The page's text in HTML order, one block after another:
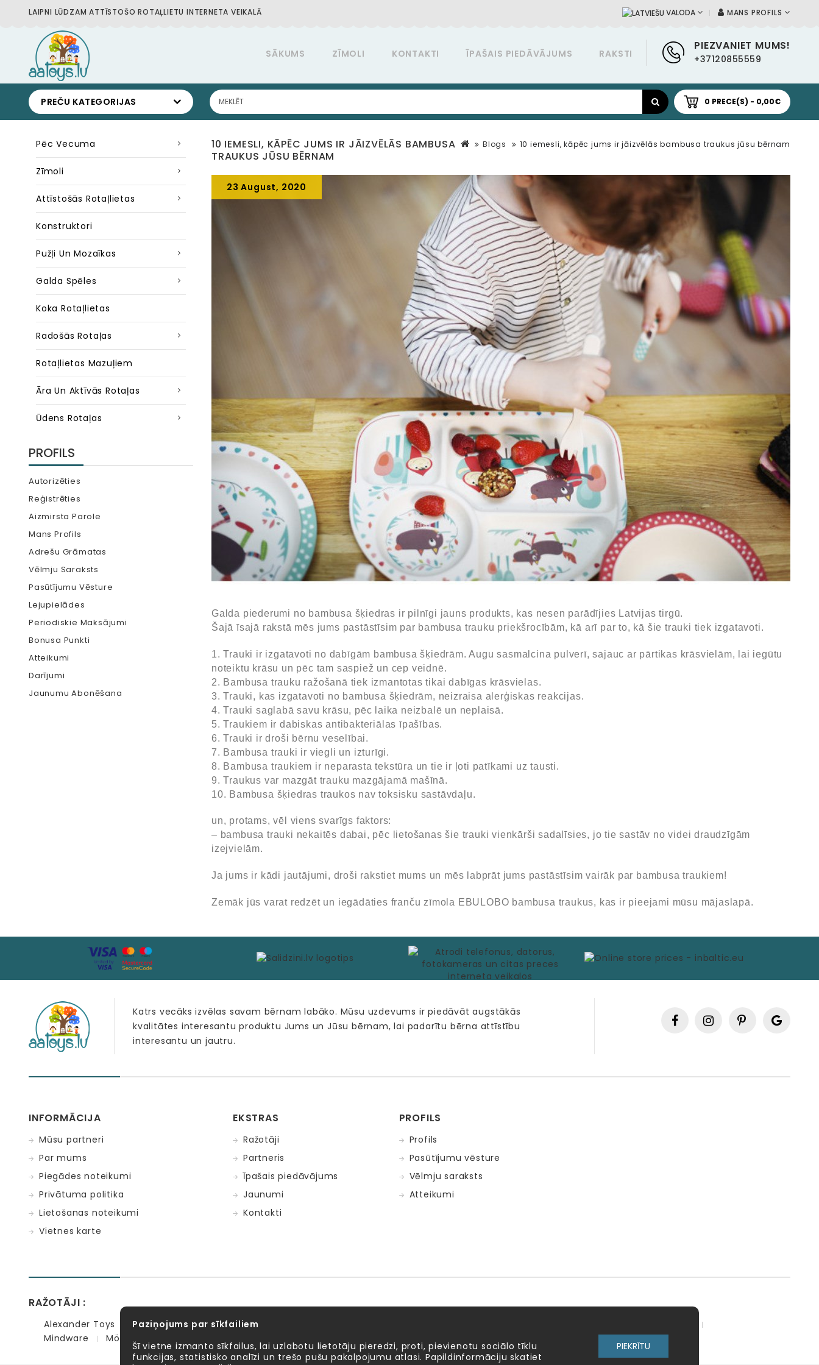
LAIPNI LŪDZAM ATTĪSTOŠO ROTAĻLIETU INTERNETA VEIKALĀ MANS PROFILS
VALODA
PIEZVANIET MUMS!
+37120855559
SĀKUMS ZĪMOLI KONTAKTI ĪPAŠAIS PIEDĀVĀJUMS RAKSTI
PREČU KATEGORIJAS 0 PRECE(S) - 0,00€
Pēc Vecuma
Zīmoli
Attīstošās Rotaļlietas
Konstruktori
Pužļi Un Mozaīkas
Galda Spēles
Koka Rotaļlietas
Radošās Rotaļas
Rotaļlietas Mazuļiem
Āra Un Aktīvās Rotaļas
Ūdens Rotaļas
PROFILS
Autorizēties
Reģistrēties
Aizmirsta Parole
Mans Profils
Adrešu Grāmatas
Vēlmju Saraksts
Pasūtījumu Vēsture
Lejupielādes
Periodiskie Maksājumi
Bonusa Punkti
Atteikumi
Darījumi
Jaunumu Abonēšana
Blogs 10 iemesli, kāpēc jums ir jāizvēlās bambusa traukus jūsu bērnam
10 IEMESLI, KĀPĒC JUMS IR JĀIZVĒLĀS BAMBUSA
TRAUKUS JŪSU BĒRNAM
23 August, 2020
Galda piederumi no bambusa šķiedras ir pilnīgi jauns produkts, kas nesen parādījies Latvijas tirgū.
Šajā īsajā rakstā mēs jums pastāstīsim par bambusa trauku priekšrocībām, kā arī par to, kā šie trauki tiek izgatavoti.
1. Trauki ir izgatavoti no dabīgām bambusa šķiedrām. Augu sasmalcina pulverī, sajauc ar pārtikas krāsvielām, lai iegūtu
noteiktu krāsu un pēc tam saspiež un cep veidnē.
2. Bambusa trauku ražošanā tiek izmantotas tikai dabīgas krāsvielas.
3. Trauki, kas izgatavoti no bambusa šķiedrām, neizraisa alerģiskas reakcijas.
4. Trauki saglabā savu krāsu, pēc laika neizbalē un neplaisā.
5. Traukiem ir dabiskas antibakteriālas īpašības.
6. Trauki ir droši bērnu veselībai.
7. Bambusa trauki ir viegli un izturīgi.
8. Bambusa traukiem ir neparasta tekstūra un tie ir ļoti patīkami uz tausti.
9. Traukus var mazgāt trauku mazgājamā mašīnā.
10. Bambusa šķiedras traukos nav toksisku sastāvdaļu.
un, protams, vēl viens svarīgs faktors:
– bambusa trauki nekaitēs dabai, pēc lietošanas šie trauki vienkārši sadalīsies, jo tie sastāv no videi draudzīgām
izejvielām.
Ja jums ir kādi jautājumi, droši rakstiet mums un mēs labprāt jums pastāstīsim vairāk par bambusa traukiem!
Zemāk jūs varat redzēt un iegādāties franču zīmola EBULOBO bambusa traukus, kas ir pieejami mūsu mājaslapā.
Katrs vecāks izvēlas savam bērnam labāko. Mūsu uzdevums ir piedāvāt augstākās
kvalitātes interesantu produktu Jums un Jūsu bērnam, lai padarītu bērna attīstību
interesantu un jautru.
INFORMĀCIJA
Mūsu partneri
Par mums
Piegādes noteikumi
Privātuma politika
Lietošanas noteikumi
Vietnes karte
EKSTRAS
Ražotāji
Partneris
Īpašais piedāvājums
Jaunumi
Kontakti
PROFILS
Profils
Pasūtījumu vēsture
Vēlmju saraksts
Atteikumi
RAŽOTĀJI :
Alexander Toys APLI kids Bibio EBULOBO
Mindware
Möbi
Paziņojums par sīkfailiem
Šī vietne izmanto sīkfailus, lai uzlabotu lietotāju pieredzi, proti, pievienotu sociālo tīklu
funkcijas, statistisko analīzi un trešo pušu pakalpojumu atlasi. Papildinformāciju skatiet
PIEKRĪTU